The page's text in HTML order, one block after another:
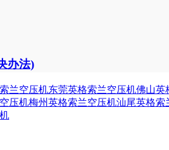
办法)
兰空压机东莞英格索兰空压机佛山英
压机梅州英格索兰空压机汕尾英格索